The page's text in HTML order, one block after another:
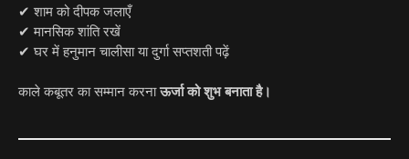
✔ शाम को दीपक जलाएँ
✔ मानसिक शांति रखें
✔ घर में हनुमान चालीसा या दुर्गा सप्तशती पढ़ें
काले कबूतर का सम्मान करनाऊर्जा को शुभ बनाता है।